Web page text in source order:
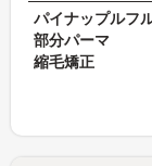
パイナップルフ
部分パーマ
縮毛矯正